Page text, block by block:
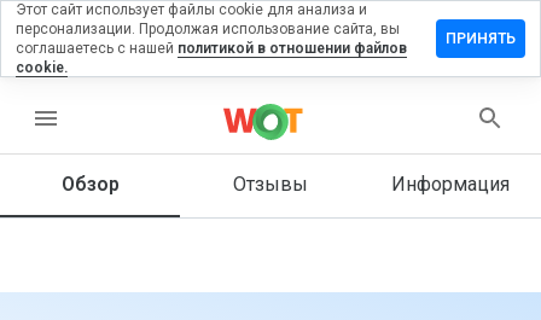
menu
Обзор Отзывы Информация
на
Как бы
этот
Этот сайт использует файлы cookie для анализа и
персонализации. Продолжая использование сайта, вы
соглашаетесь с нашей политикой в отношении файлов
cookie.
ПРИНЯТЬ